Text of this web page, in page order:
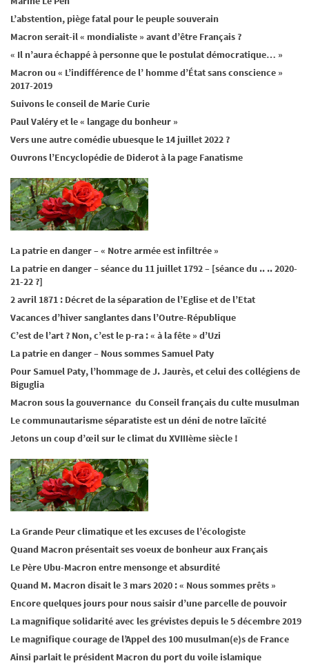
L’abstention, piège fatal pour le peuple souverain
Macron serait-il « mondialiste » avant d’être Français ?
« Il n’aura échappé à personne que le postulat démocratique… »
Macron ou « L’indifférence de l’ homme d’État sans conscience »
2017-2019
Suivons le conseil de Marie Curie
Paul Valéry et le « langage du bonheur »
Vers une autre comédie ubuesque le 14 juillet 2022 ?
Ouvrons l’Encyclopédie de Diderot à la page Fanatisme
La patrie en danger – « Notre armée est infiltrée »
La patrie en danger – séance du 11 juillet 1792 – [séance du .. .. 2020-
21-22 ?]
2 avril 1871 : Décret de la séparation de l’Eglise et de l’Etat
Vacances d’hiver sanglantes dans l’Outre-République
C’est de l’art ? Non, c’est le p-ra : « à la fête » d’Uzi
La patrie en danger – Nous sommes Samuel Paty
Pour Samuel Paty, l’hommage de J. Jaurès, et celui des collégiens de
Biguglia
Macron sous la gouvernance du Conseil français du culte musulman
Le communautarisme séparatiste est un déni de notre laïcité
Jetons un coup d’œil sur le climat du XVIIIème siècle !
La Grande Peur climatique et les excuses de l’écologiste
Quand Macron présentait ses voeux de bonheur aux Français
Le Père Ubu-Macron entre mensonge et absurdité
Quand M. Macron disait le 3 mars 2020 : « Nous sommes prêts »
Encore quelques jours pour nous saisir d’une parcelle de pouvoir
La magnifique solidarité avec les grévistes depuis le 5 décembre 2019
Le magnifique courage de l’Appel des 100 musulman(e)s de France
Ainsi parlait le président Macron du port du voile islamique